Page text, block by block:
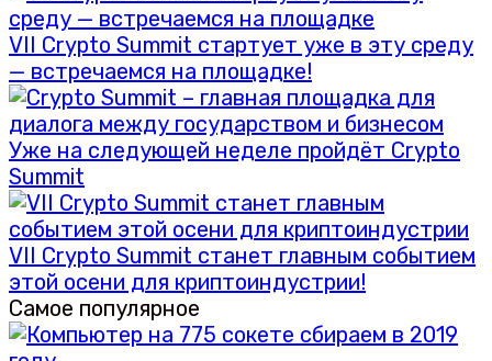
VII Crypto Summit стартует уже в эту среду
— встречаемся на площадке!
Уже на следующей неделе пройдёт Crypto
Summit
VII Crypto Summit станет главным событием
этой осени для криптоиндустрии!
Самое популярное